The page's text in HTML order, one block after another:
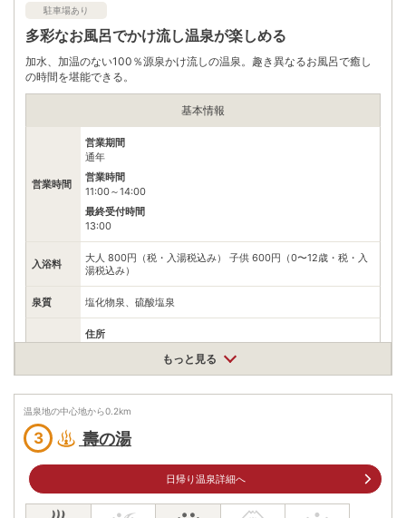
JR東北新幹線白石蔵王駅からミヤコーバスアクティブリゾーツ
宮城蔵王行きで約50分、遠刈田温泉下車、徒歩約3分 東北自動
車道白石ICから国道457号で約30分 村田ICから県道12号で約20
分
公共交通機関
JR東北新幹線白石蔵王駅から路線バスで約50分、遠刈田源泉湯
の町下車、徒歩約3分
無料（70台）
0224342216
※ 掲載情報は変更になる場合があります。最新の内容はご利用前にご自身でお
問合せください。
※ 料金情報は税込・税抜表記が混ざっております。正しい金額はご利用前にご
駐車場あり
多彩なお風呂でかけ流し温泉が楽しめる
加水、加温のない100％源泉かけ流しの温泉。趣き異なるお風呂で癒し
の時間を堪能できる。
基本情報
営業時間
営業期間
通年
営業時間
11:00～14:00
最終受付時間
13:00
入浴料
大人 800円（税・入湯税込み） 子供 600円（0〜12歳・税・入
湯税込み）
泉質 塩化物泉、硫酸塩泉
住所
公共交通機関
1分
駐車場
電話番号 0224342306
もっと見る
温泉地の中心地から0.2km
3 壽の湯
日帰り温泉詳細へ